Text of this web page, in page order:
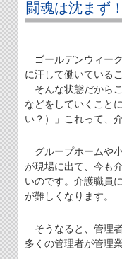
闘魂は沈まず
ゴールデンウィー
に汗して働いている
そんな状態だから
などをしていくこと
い？）」これって、
グループホームや
が現場に出て、今も
いのです。介護職員
が難しくなります。
そうなると、管理
多くの管理者が管理